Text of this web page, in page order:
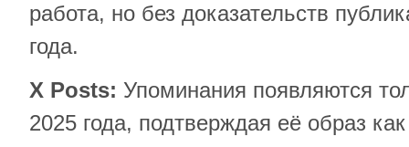
работа, но без доказательств
года.
X Posts: Упоминания появляются
2025 года, подтверждая её образ